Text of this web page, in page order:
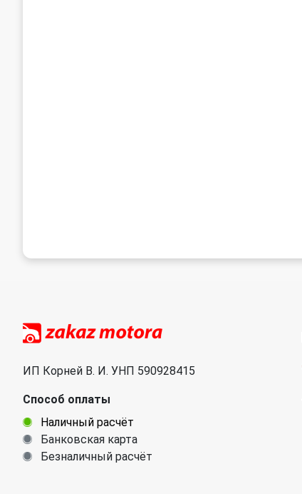
ИП Корней В. И. УНП 590928415
Способ оплаты
Наличный расчёт
Банковская карта
Безналичный расчёт